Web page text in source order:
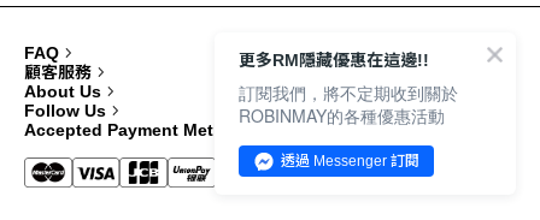
FAQ
顧客服務
About Us
Follow Us
Accepted Payment Methods
更多RM隱藏優惠在這邊!!
訂閱我們，將不定期收到關於
ROBINMAY的各種優惠活動
透過 Messenger 訂閱